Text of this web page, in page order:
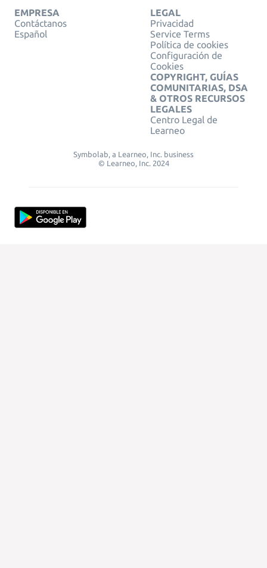
EMPRESA
Contáctanos
Español
LEGAL
Privacidad
Service Terms
Política de cookies
Configuración de
Cookies
COPYRIGHT, GUÍAS
COMUNITARIAS, DSA
& OTROS RECURSOS
LEGALES
Centro Legal de
Learneo
Symbolab, a Learneo, Inc. business
© Learneo, Inc. 2024